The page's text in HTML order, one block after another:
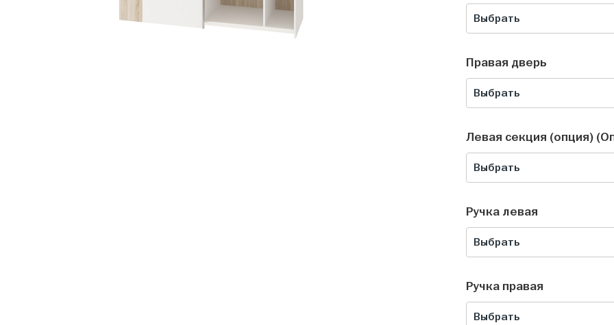
Выбрать
Правая дверь
Выбрать
Левая секция (опция)
Выбрать
Ручка левая
Выбрать
Ручка правая
Выбрать